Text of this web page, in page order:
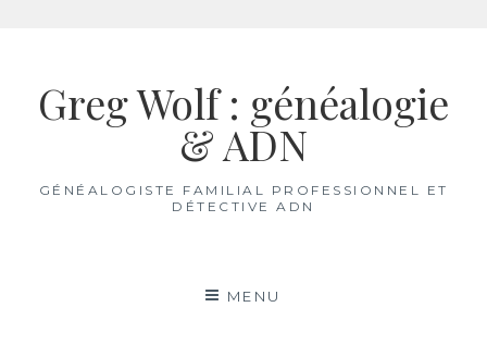
contenuGreg Wolf : généalogie
& ADN
GÉNÉALOGISTE FAMILIAL PROFESSIONNEL ET
DÉTECTIVE ADN
MENU